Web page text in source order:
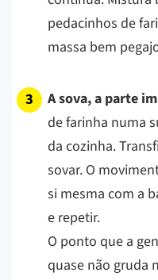
pedacinhos de
massa bem
A sova, a parte
de farinha numa
da cozinha.
sovar. O
si mesma com a
e repetir.
O ponto que a
quase não gruda